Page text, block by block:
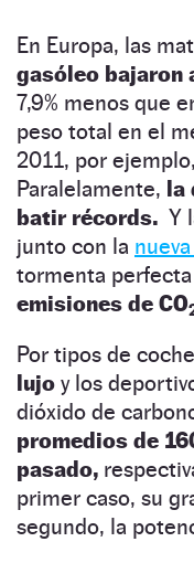
En Europa, las
gasóleo bajaron
7,9% menos que
peso total en el
2011, por
Paralelamente,
batir récords. Y
junto con la
tormenta perfecta
emisiones de CO
Por tipos de
lujo y los
dióxido de
promedios de
pasado,
primer caso, su
segundo, la